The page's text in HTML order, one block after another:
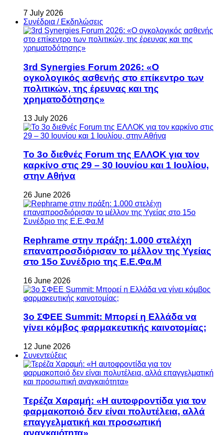
7 July 2026
Συνέδρια / Εκδηλώσεις
3rd Synergies Forum 2026: «Ο
ογκολογικός ασθενής στο επίκεντρο των
πολιτικών, της έρευνας και της
χρηματοδότησης»
13 July 2026
Το 3ο διεθνές Forum της ΕΛΛΟΚ για τον
καρκίνο στις 29 – 30 Ιουνίου και 1 Ιουλίου,
στην Αθήνα
26 June 2026
Rephrame στην πράξη: 1.000 στελέχη
επαναπροσδιόρισαν το μέλλον της Υγείας
στο 15ο Συνέδριο της Ε.Ε.Φα.Μ
16 June 2026
3ο ΣΦΕΕ Summit: Μπορεί η Ελλάδα να
γίνει κόμβος φαρμακευτικής καινοτομίας;
12 June 2026
Συνεντεύξεις
Τερέζα Χαραμή: «Η αυτοφροντίδα για τον
φαρμακοποιό δεν είναι πολυτέλεια, αλλά
επαγγελματική και προσωπική
αναγκαιότητα»